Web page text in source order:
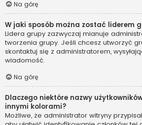
Na górę
W jaki sposób można zostać liderem
Lidera grupy zazwyczaj mianuje
tworzenia grupy. Jeśli chcesz utworzyć
skontaktuj się z administratorem,
wiadomość.
Na górę
Dlaczego niektóre nazwy
innymi kolorami?
Możliwe, że administrator witryny